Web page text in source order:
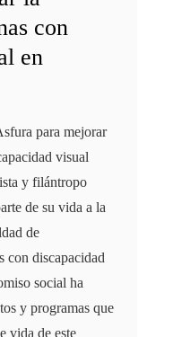
con
en
para mejorar
visual
y filántropo
de su vida a la
de
con discapacidad
social ha
y programas que
vida de este